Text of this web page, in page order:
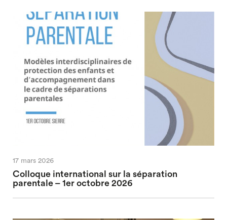
17 mars 2026
Colloque international sur la séparation
parentale – 1er octobre 2026